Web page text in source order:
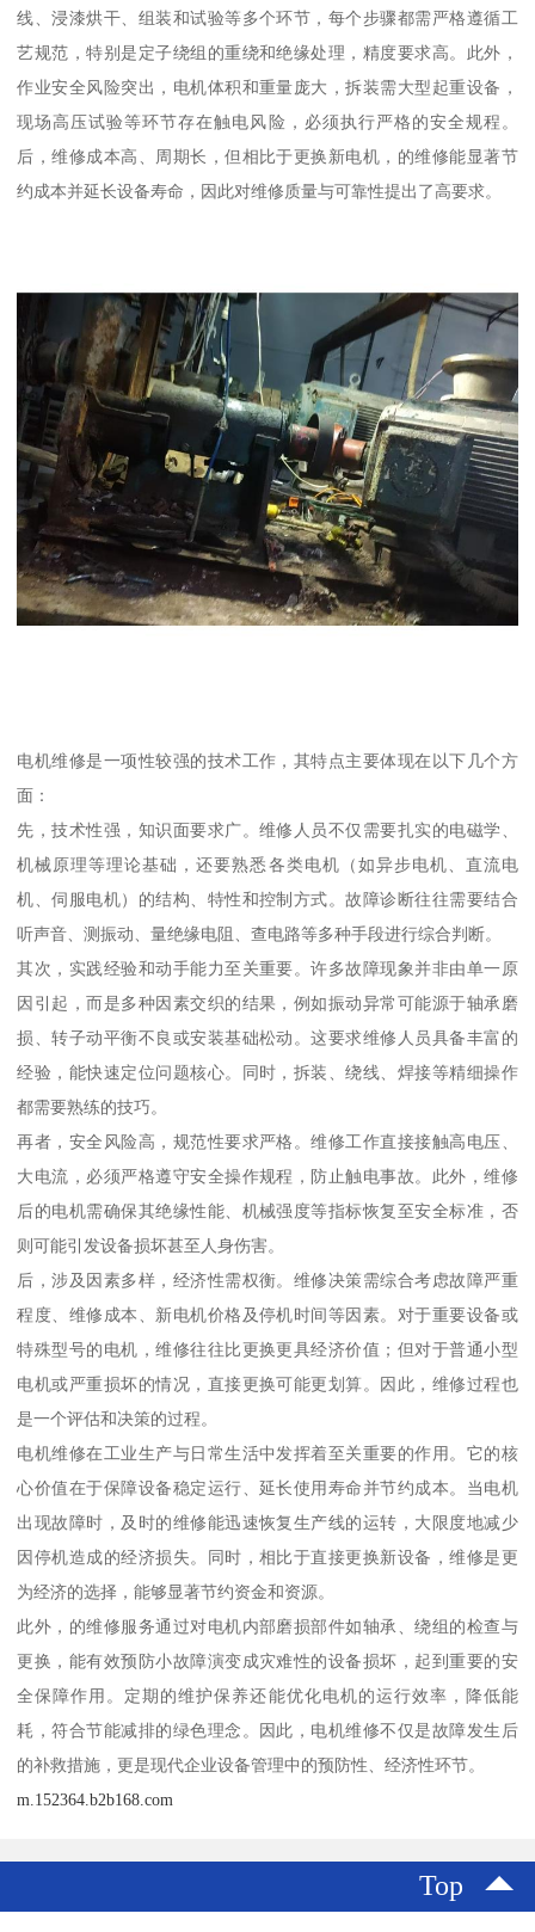
线、浸漆烘干、组装和试验等多个环节，每个步骤都需严格遵循工
艺规范，特别是定子绕组的重绕和绝缘处理，精度要求高。此外，
作业安全风险突出，电机体积和重量庞大，拆装需大型起重设备，
现场高压试验等环节存在触电风险，必须执行严格的安全规程。
后，维修成本高、周期长，但相比于更换新电机，的维修能显著节
约成本并延长设备寿命，因此对维修质量与可靠性提出了高要求。
电机维修是一项性较强的技术工作，其特点主要体现在以下几个方
面：
先，技术性强，知识面要求广。维修人员不仅需要扎实的电磁学、
机械原理等理论基础，还要熟悉各类电机（如异步电机、直流电
机、伺服电机）的结构、特性和控制方式。故障诊断往往需要结合
听声音、测振动、量绝缘电阻、查电路等多种手段进行综合判断。
其次，实践经验和动手能力至关重要。许多故障现象并非由单一原
因引起，而是多种因素交织的结果，例如振动异常可能源于轴承磨
损、转子动平衡不良或安装基础松动。这要求维修人员具备丰富的
经验，能快速定位问题核心。同时，拆装、绕线、焊接等精细操作
都需要熟练的技巧。
再者，安全风险高，规范性要求严格。维修工作直接接触高电压、
大电流，必须严格遵守安全操作规程，防止触电事故。此外，维修
后的电机需确保其绝缘性能、机械强度等指标恢复至安全标准，否
则可能引发设备损坏甚至人身伤害。
后，涉及因素多样，经济性需权衡。维修决策需综合考虑故障严重
程度、维修成本、新电机价格及停机时间等因素。对于重要设备或
特殊型号的电机，维修往往比更换更具经济价值；但对于普通小型
电机或严重损坏的情况，直接更换可能更划算。因此，维修过程也
是一个评估和决策的过程。
电机维修在工业生产与日常生活中发挥着至关重要的作用。它的核
心价值在于保障设备稳定运行、延长使用寿命并节约成本。当电机
出现故障时，及时的维修能迅速恢复生产线的运转，大限度地减少
因停机造成的经济损失。同时，相比于直接更换新设备，维修是更
为经济的选择，能够显著节约资金和资源。
此外，的维修服务通过对电机内部磨损部件如轴承、绕组的检查与
更换，能有效预防小故障演变成灾难性的设备损坏，起到重要的安
全保障作用。定期的维护保养还能优化电机的运行效率，降低能
耗，符合节能减排的绿色理念。因此，电机维修不仅是故障发生后
的补救措施，更是现代企业设备管理中的预防性、经济性环节。
m.152364.b2b168.com
Top